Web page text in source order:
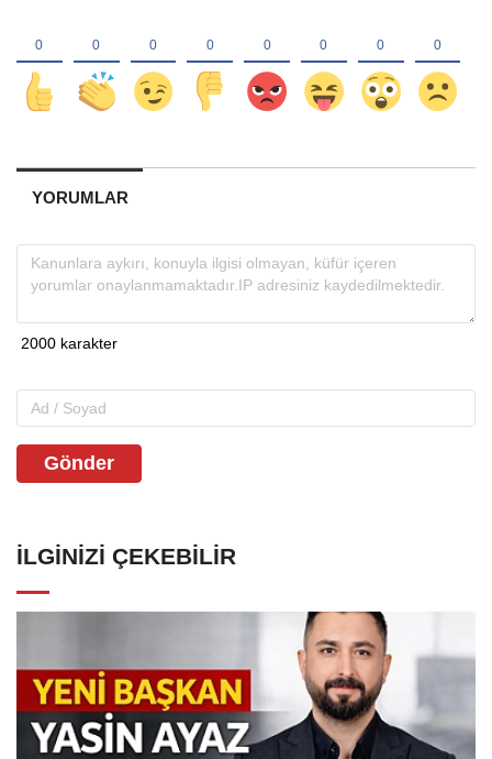
YORUMLAR
Gönder
İLGINIZI ÇEKEBILIR